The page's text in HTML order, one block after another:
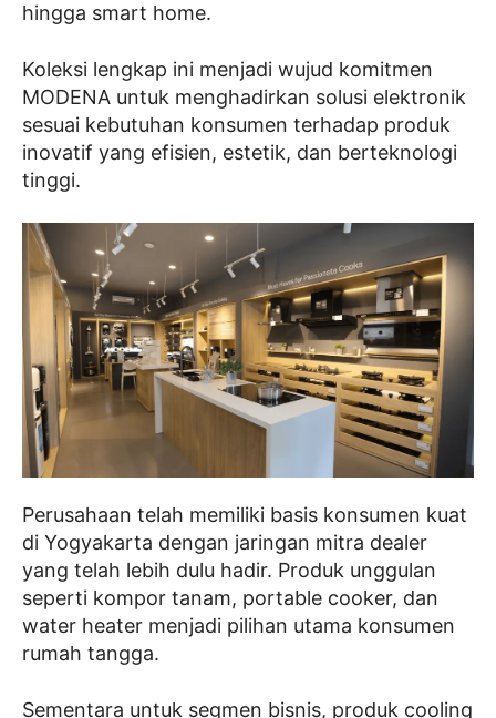
hingga smart home.
Koleksi lengkap ini menjadi wujud komitmen
MODENA untuk menghadirkan solusi elektronik
sesuai kebutuhan konsumen terhadap produk
inovatif yang efisien, estetik, dan berteknologi
tinggi.
Perusahaan telah memiliki basis konsumen kuat
di Yogyakarta dengan jaringan mitra dealer
yang telah lebih dulu hadir. Produk unggulan
seperti kompor tanam, portable cooker, dan
water heater menjadi pilihan utama konsumen
rumah tangga.
Sementara untuk segmen bisnis, produk cooling